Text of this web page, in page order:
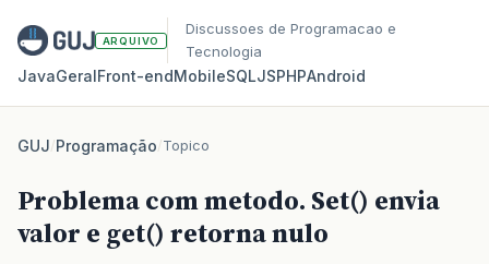
ARQUIVO
Discussoes de Programacao e
Tecnologia
JavaGeralFront‑endMobileSQLJSPHPAndroid
GUJ/Programação/Topico
Problema com metodo. Set() envia
valor e get() retorna nulo